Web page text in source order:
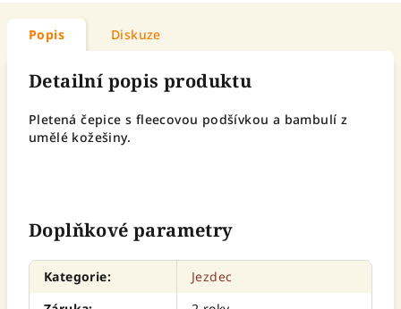
Popis Diskuze
Detailní popis produktu
Pletená čepice s fleecovou podšívkou a bambulí z
umělé kožešiny.
Doplňkové parametry
Kategorie:
Jezdec